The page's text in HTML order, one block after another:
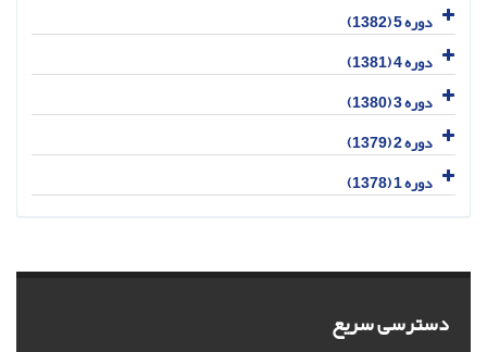
دوره 5 (1382)
دوره 4 (1381)
دوره 3 (1380)
دوره 2 (1379)
دوره 1 (1378)
دسترسی سریع